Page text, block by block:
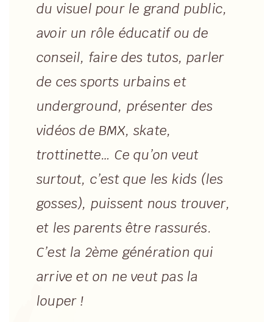
du visuel pour le grand public,
avoir un rôle éducatif ou de
conseil, faire des tutos, parler
de ces sports urbains et
underground, présenter des
vidéos de BMX, skate,
trottinette… Ce qu’on veut
surtout, c’est que les kids (les
gosses), puissent nous trouver,
et les parents être rassurés.
C’est la 2ème génération qui
arrive et on ne veut pas la
louper !